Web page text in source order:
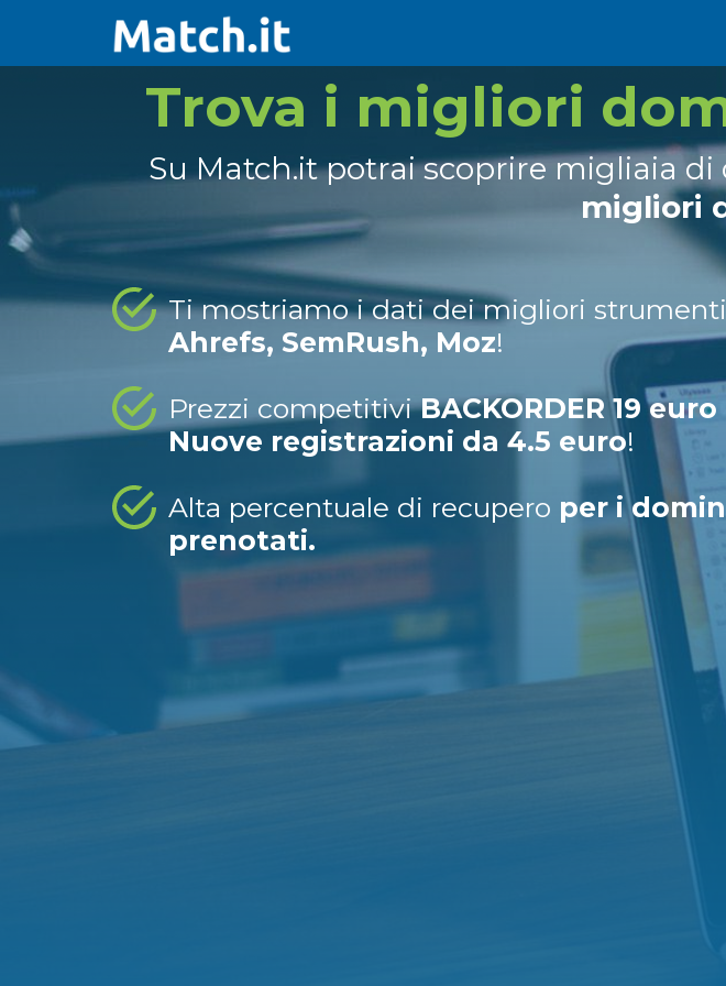
Trova i migliori
Su Match.it potrai scoprire migliaia
migliori
Ti mostriamo i dati dei migliori strumenti
Ahrefs, SemRush, Moz!
Prezzi competitiviBACKORDER 19 euro
Nuove registrazioni da 4.5 euro!
Alta percentuale di recupero per i
prenotati.